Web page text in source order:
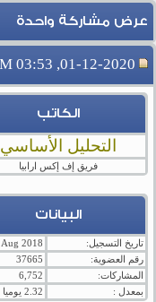
عرض مشاركة واحدة
01-12-2020, 03:53 PM
الكاتب
التحليل الأساسي
فريق إف إكس ارابيا
البيانات
تاريخ التسجيل:
Aug 2018
رقم العضوية:
37665
المشاركات:
6,752
بمعدل :
2.32 يوميا